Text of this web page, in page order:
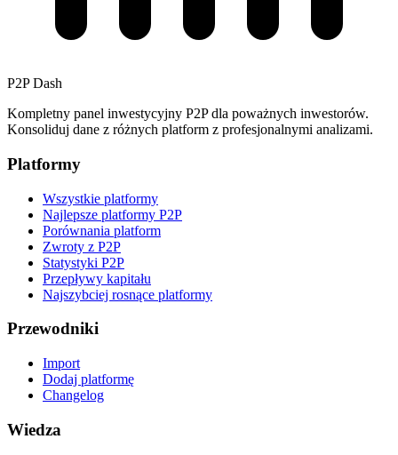
P2P Dash
Kompletny panel inwestycyjny P2P dla poważnych inwestorów.
Konsoliduj dane z różnych platform z profesjonalnymi analizami.
Platformy
Wszystkie platformy
Najlepsze platformy P2P
Porównania platform
Zwroty z P2P
Statystyki P2P
Przepływy kapitału
Najszybciej rosnące platformy
Przewodniki
Import
Dodaj platformę
Changelog
Wiedza